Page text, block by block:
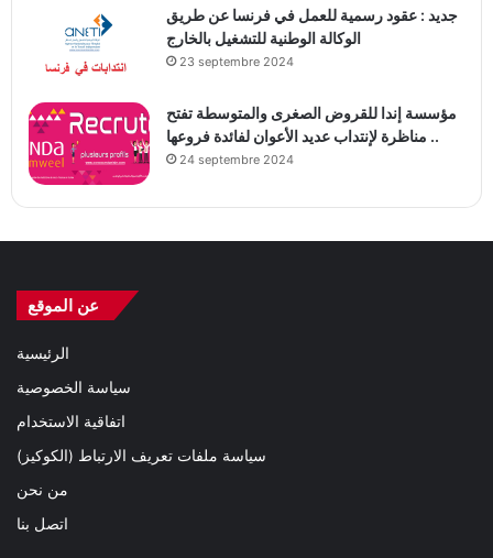
جديد : عقود رسمية للعمل في فرنسا عن طريق
الوكالة الوطنية للتشغيل بالخارج
23 septembre 2024
مؤسسة إندا للقروض الصغرى والمتوسطة تفتح
مناظرة لإنتداب عديد الأعوان لفائدة فروعها ..
24 septembre 2024
عن الموقع
الرئيسية
سياسة الخصوصية
اتفاقية الاستخدام
سياسة ملفات تعريف الارتباط (الكوكيز)
من نحن
اتصل بنا